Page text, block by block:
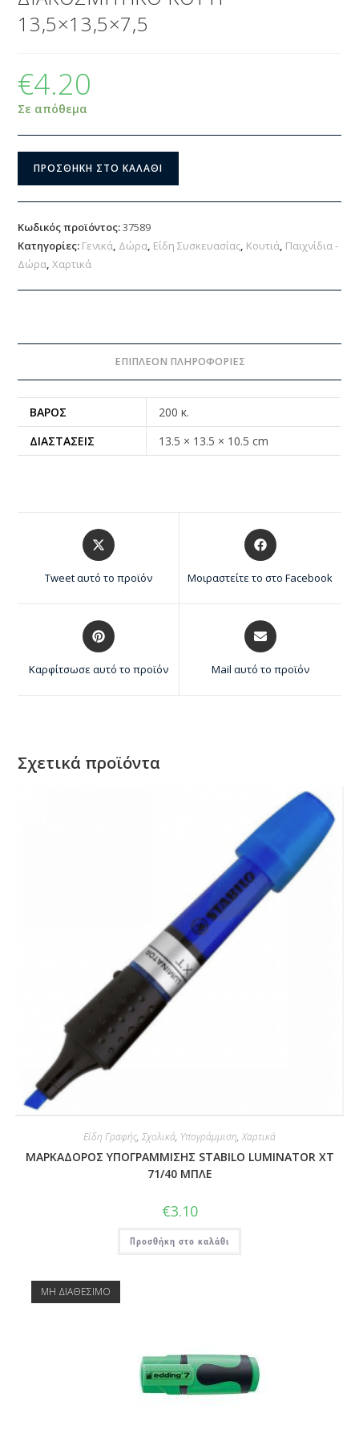
13,5×13,5×7,5
€4.20
Σε απόθεμα
ΠΡΟΣΘΉΚΗ ΣΤΟ ΚΑΛΆΘΙ
Κωδικός προϊόντος:37589
Κατηγορίες: Γενικά, Δώρα, Είδη Συσκευασίας, Κουτιά, Παιχνίδια -
Δώρα,Χαρτικά
ΕΠΙΠΛΈΟΝ ΠΛΗΡΟΦΟΡΊΕΣ
ΒΆΡΟΣ
200 κ.
ΔΙΑΣΤΆΣΕΙΣ
13.5 × 13.5 × 10.5 cm
Tweet αυτό το προϊόν Μοιραστείτε το στο Facebook
Καρφίτσωσε αυτό το προϊόν Mail αυτό το προϊόν
Σχετικά προϊόντα
Είδη Γραφής, Σχολικά, Υπογράμμιση,Χαρτικά
ΜΑΡΚΑΔΟΡΟΣ ΥΠΟΓΡΑΜΜΙΣΗΣ STABILO LUMINATOR XT
71/40 ΜΠΛΕ
€3.10
Προσθήκη στο καλάθι
ΜΗ ΔΙΑΘΕΣΙΜΟ